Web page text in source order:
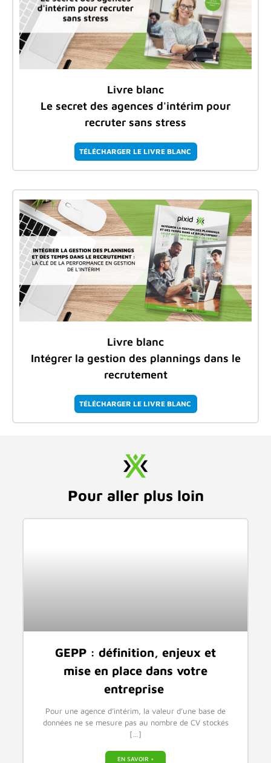
Livre blanc
Le secret des agences d'intérim pour
recruter sans stress
TÉLÉCHARGER LE LIVRE BLANC
Livre blanc
Intégrer la gestion des plannings dans le
recrutement
TÉLÉCHARGER LE LIVRE BLANC
Pour aller plus loin
GEPP : définition, enjeux et
mise en place dans votre
entreprise
Pour une agence d’intérim, la valeur d’une base de
données ne se mesure pas au nombre de CV stockés
[…]
EN SAVOIR +